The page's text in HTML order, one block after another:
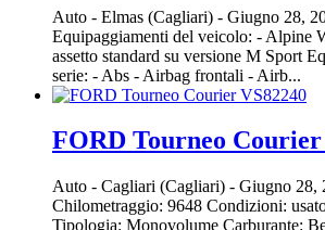
Auto - Elmas (Cagliari) - Giugno 28,
Equipaggiamenti del veicolo: - Alpine
assetto standard su versione M Sport
serie: - Abs - Airbag frontali - Airb...
FORD Tourneo Courier
Auto - Cagliari (Cagliari) - Giugno 28,
Chilometraggio: 9648 Condizioni:
Tipologia: Monovolume Carburante: